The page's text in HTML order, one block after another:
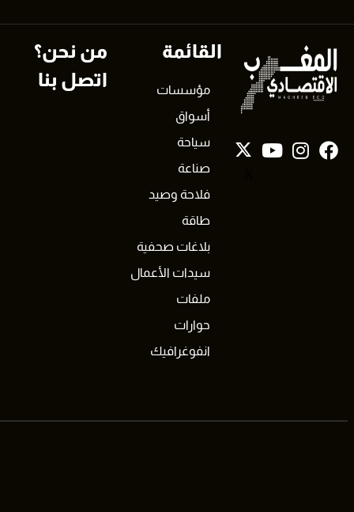
القائمة
مؤسسات
أسواق
سياحة
صناعة
فلاحة وصيد
طاقة
بلاغات صحفية
سيدات الأعمال
ملفات
حوارات
انفوغرافيك
من نحن؟
اتصل بنا